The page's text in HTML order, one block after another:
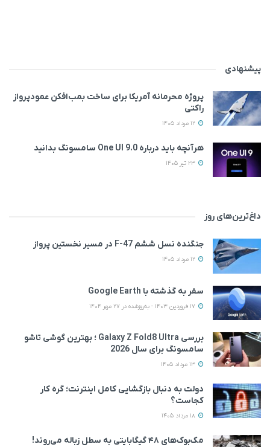
پیشنهادی
پروژه محرمانه آمریکا برای ساخت بمب‌افکن عمودپرواز
راکتی
هرآنچه باید درباره One UI 9.0 سامسونگ بدانید
داغ‌ترین‌های روز
جنگنده نسل ششم F-47 در مسیر نخستین پرواز
سفر به گذشته با Google Earth
بررسی Galaxy Z Fold8 Ultra ؛ بهترین گوشی تاشو
سامسونگ برای سال 2026
دولت به دنبال بازگشایی کامل اینترنت؛ گره کار
کجاست؟
مک‌بوک‌های ۴۸ گیگابایتی به سطل زباله می‌روند!